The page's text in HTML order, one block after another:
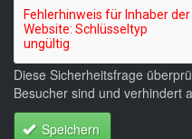
Diese Sicherheitsfrage
Besucher sind und verhindert
Speichern